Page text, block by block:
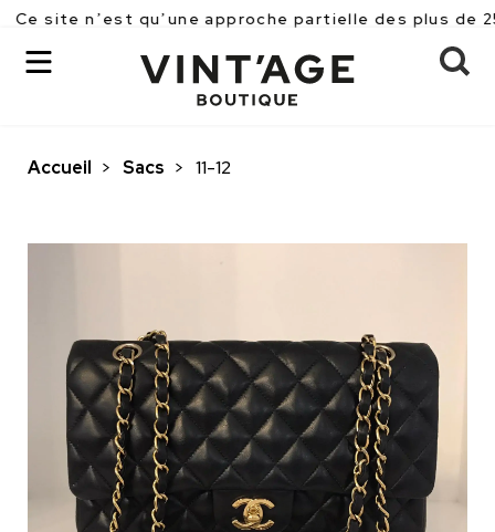
qu’une approche partielle des plus de 2500
Accueil > Sacs > 11-12